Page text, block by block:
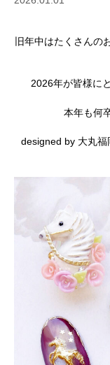
旧年中はたくさんの
2026年が皆様に
本年も何
designed by 大丸